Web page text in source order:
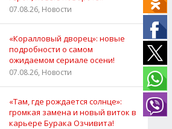
07.08.26, Новости
«Коралловый дворец»: новые
подробности о самом
ожидаемом сериале осени!
07.08.26, Новости
«Там, где рождается солнце»:
громкая замена и новый виток в
карьере Бурака Озчивита!